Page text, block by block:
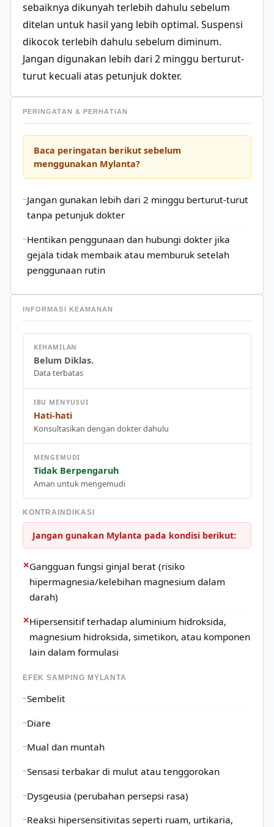
sebaiknya dikunyah terlebih dahulu sebelum
ditelan untuk hasil yang lebih optimal. Suspensi
dikocok terlebih dahulu sebelum diminum.
Jangan digunakan lebih dari 2 minggu berturut-
turut kecuali atas petunjuk dokter.
PERINGATAN & PERHATIAN
Baca peringatan berikut sebelum
menggunakan Mylanta?
Jangan gunakan lebih dari 2 minggu berturut-turut
tanpa petunjuk dokter
Hentikan penggunaan dan hubungi dokter jika
gejala tidak membaik atau memburuk setelah
penggunaan rutin
INFORMASI KEAMANAN
KEHAMILAN
Belum Diklas.
Data terbatas
IBU MENYUSUI
Hati-hati
Konsultasikan dengan dokter dahulu
MENGEMUDI
Tidak Berpengaruh
Aman untuk mengemudi
KONTRAINDIKASI
Jangan gunakan Mylanta pada kondisi berikut:
✕Gangguan fungsi ginjal berat (risiko
hipermagnesia/kelebihan magnesium dalam
darah)
✕Hipersensitif terhadap aluminium hidroksida,
magnesium hidroksida, simetikon, atau komponen
lain dalam formulasi
EFEK SAMPING MYLANTA
Sembelit
Diare
Mual dan muntah
Sensasi terbakar di mulut atau tenggorokan
Dysgeusia (perubahan persepsi rasa)
Reaksi hipersensitivitas seperti ruam, urtikaria,